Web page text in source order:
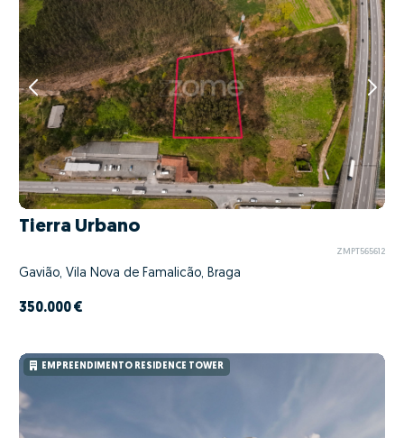
Tierra Urbano
ZMPT565612
Gavião, Vila Nova de Famalicão, Braga
350.000 €
EMPREENDIMENTO RESIDENCE TOWER